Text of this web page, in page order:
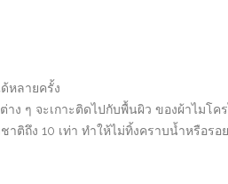
หลายครั้ง
ๆ จะเกาะติดไปกับพื้นผิว ของผ้าไมโ
ติถึง 10 เท่า ทำให้ไม่ทิ้งคราบน้ำหรือรอ